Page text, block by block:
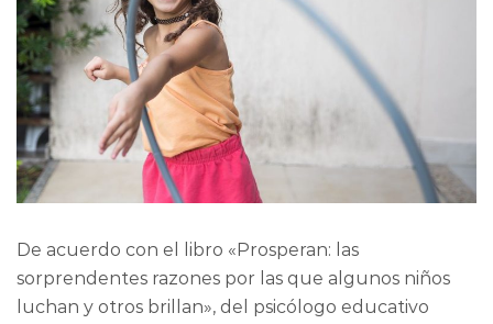
De acuerdo con el libro «Prosperan: las
sorprendentes razones por las que algunos niños
luchan y otros brillan», del psicólogo educativo